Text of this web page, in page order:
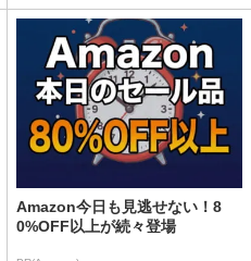
Amazon今日も見逃せない！8
0%OFF以上が続々登場